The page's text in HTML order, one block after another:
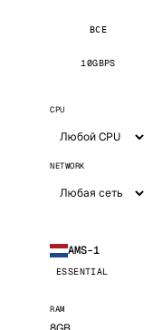
ВСЕ
10GBPS
CPU
NETWORK
AMS-1
ESSENTIAL
RAM